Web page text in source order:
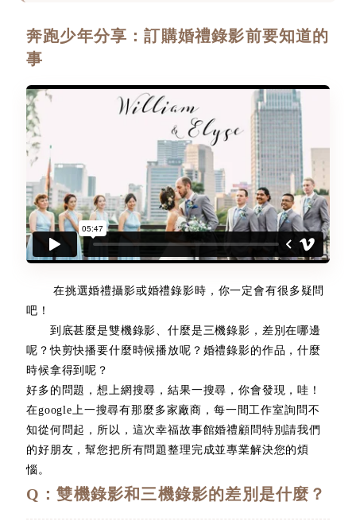
奔跑少年分享：訂購婚禮錄影前要知道的
事
在挑選婚禮攝影或婚禮錄影時，你一定會有很多疑問
吧！
到底甚麼是雙機錄影、什麼是三機錄影，差別在哪邊
呢？快剪快播要什麼時候播放呢？婚禮錄影的作品，什麼
時候拿得到呢？
好多的問題，想上網搜尋，結果一搜尋，你會發現，哇！
在google上一搜尋有那麼多家廠商，每一間工作室詢問不
知從何問起，所以，這次幸福故事館婚禮顧問特別請我們
的好朋友，幫您把所有問題整理完成並專業解決您的煩
惱。
Q：雙機錄影和三機錄影的差別是什麼？